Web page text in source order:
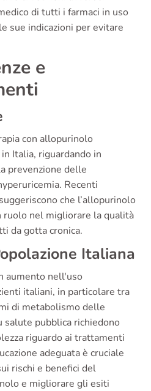
di tutti i farmaci in uso
sue indicazioni per evitare
e
con allopurinolo
Italia, riguardando in
prevenzione delle
Recenti
che l’allopurinolo
ruolo nel migliorare la qualità
da gotta cronica.
Italiana
aumento nell'uso
italiani, in particolare tra
di metabolismo delle
salute pubblica richiedono
riguardo ai trattamenti
adeguata è cruciale
rischi e benefici del
e migliorare gli esiti